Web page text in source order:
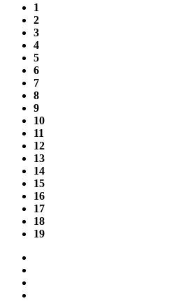
1
2
3
4
5
6
7
8
9
10
11
12
13
14
15
16
17
18
19